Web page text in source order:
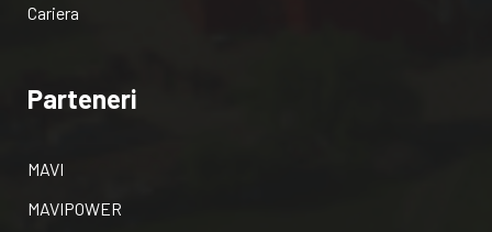
Cariera
Parteneri
MAVI
MAVIPOWER